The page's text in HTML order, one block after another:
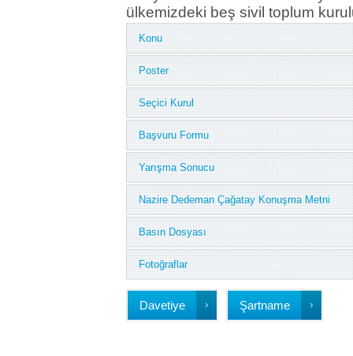
ülkemizdeki beş sivil toplum
Konu
Poster
Seçici Kurul
Başvuru Formu
Yarışma Sonucu
Nazire Dedeman Çağatay Konuşma Metni
Basın Dosyası
Fotoğraflar
Davetiye Şartname